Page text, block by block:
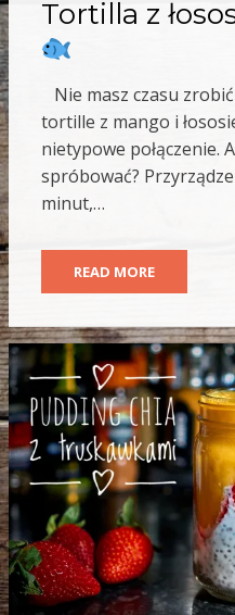
Tortilla z
Nie masz czasu
tortille z mango i
nietypowe połączenie.
spróbować?
minut,…
READ MORE